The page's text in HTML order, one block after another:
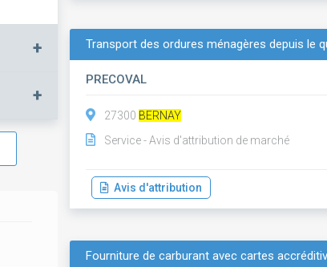
+
+
Transport des ordures ménagères depuis le
PRECOVAL
27300 BERNAY
Service - Avis d'attribution de marché
Avis d'attribution
Fourniture de carburant avec cartes